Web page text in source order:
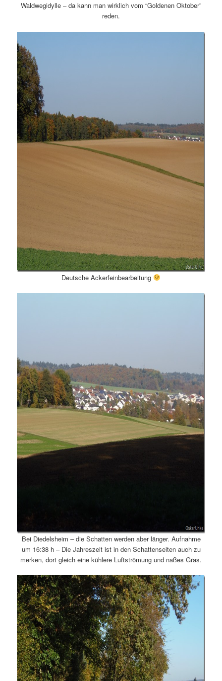
Waldwegidylle – da kann man wirklich vom “Goldenen Oktober”
reden.
Deutsche Ackerfeinbearbeitung
Bei Diedelsheim – die Schatten werden aber länger. Aufnahme
um 16:38 h – Die Jahreszeit ist in den Schattenseiten auch zu
merken, dort gleich eine kühlere Luftströmung und naßes Gras.